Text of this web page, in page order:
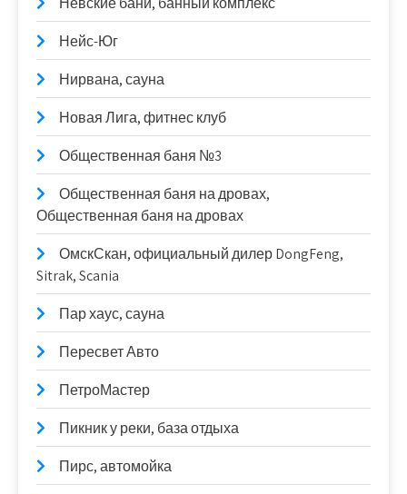
Нейс-Юг
Нирвана, сауна
Новая Лига, фитнес клуб
Общественная баня №3
Общественная баня на дровах,
Общественная баня на дровах
ОмскСкан, официальный дилер DongFeng,
Sitrak, Scania
Пар хаус, сауна
Пересвет Авто
ПетроМастер
Пикник у реки, база отдыха
Пирс, автомойка